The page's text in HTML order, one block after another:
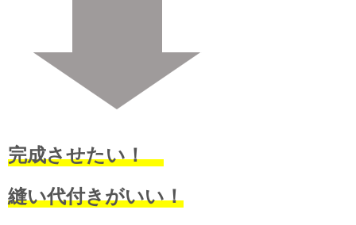
完成させたい！
縫い代付きがいい！